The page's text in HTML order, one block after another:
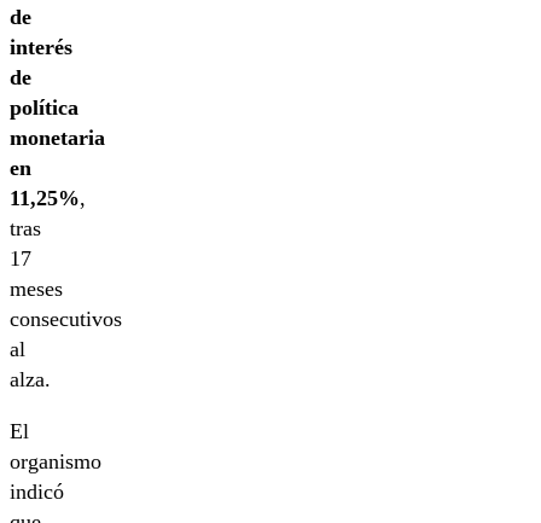
de
interés
de
política
monetaria
en
11,25%,
tras
17
meses
consecutivos
al
alza.
El
organismo
indicó